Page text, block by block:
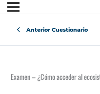
Anterior Cuestionario
Examen – ¿Cómo acceder al